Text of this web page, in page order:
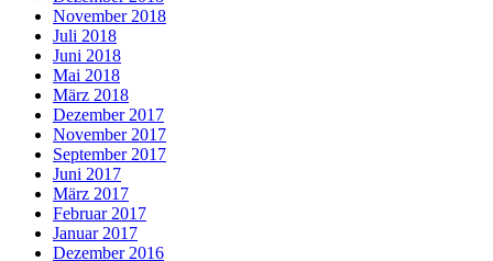
November 2018
Juli 2018
Juni 2018
Mai 2018
März 2018
Dezember 2017
November 2017
September 2017
Juni 2017
März 2017
Februar 2017
Januar 2017
Dezember 2016